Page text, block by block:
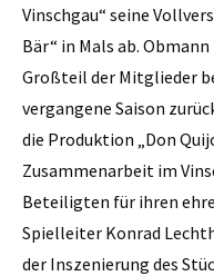
Vinschgau“ seine
Bär“ in Mals ab.
Großteil der Mitglieder
vergangene Saison
die Produktion „Don
Zusammenarbeit im
Beteiligten für ihren
Spielleiter Konrad
der Inszenierung des